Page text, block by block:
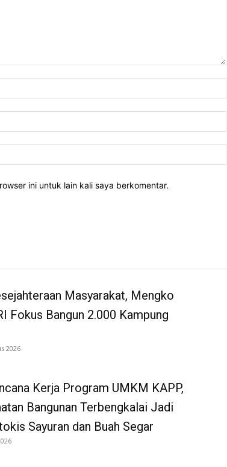
ini untuk lain kali saya berkomentar.
Masyarakat, Mengko
Fokus Bangun 2.000 Kampung
2026
Kerja Program UMKM KAPP,
Bangunan Terbengkalai Jadi
Sayuran dan Buah Segar